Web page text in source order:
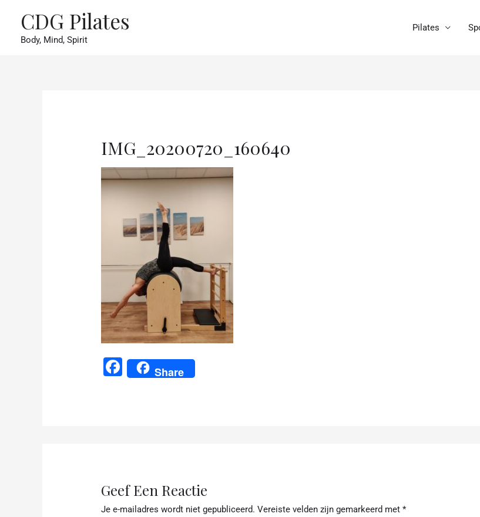
CDG Pilates
Body, Mind, Spirit
Pilates
IMG_20200720_160640
F
a
o
k
Share
Geef Een Reactie
Je e-mailadres wordt niet gepubliceerd. Vereiste velden zijn gemarkeerd met*